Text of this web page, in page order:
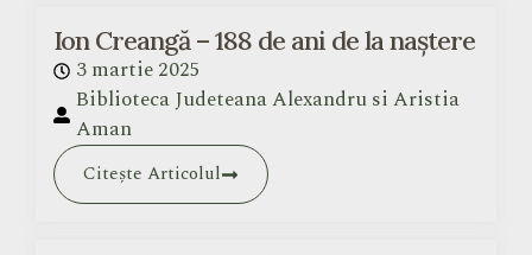
Ion Creangă – 188 de ani de la naștere
3 martie 2025
Biblioteca Judeteana Alexandru si Aristia
Aman
Citește Articolul